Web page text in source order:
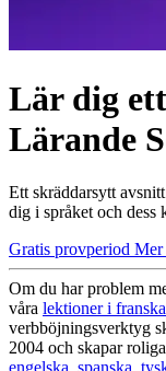
Lär dig
Lärande
Ett skräddarsytt
dig i språket och dess
Gratis provperiod Mer
Om du har problem
våra lektioner i
verbböjningsverktyg
2004 och skapar